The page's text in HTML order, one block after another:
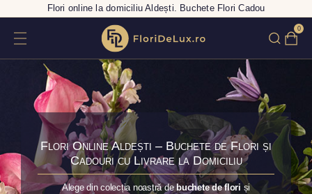
Flori online la domiciliu Aldești. Buchete Flori Cadou
0
Flori Online Aldești – Buchete de Flori și
Cadouri cu Livrare la Domiciliu
Alege din colecția noastră de buchete de flori și